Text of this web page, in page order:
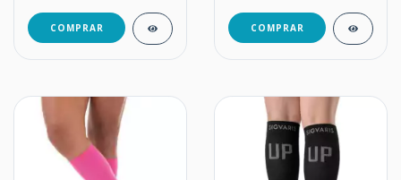
COMPRAR COMPRAR